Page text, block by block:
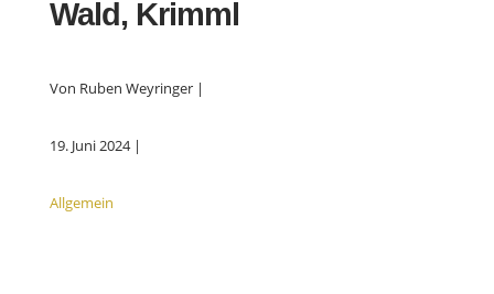
Wald, Krimml
Von Ruben Weyringer |
19. Juni 2024 |
Allgemein